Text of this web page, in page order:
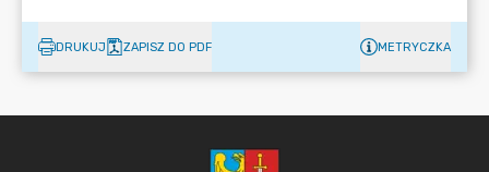
DRUKUJ ZAPISZ DO PDF METRYCZKA